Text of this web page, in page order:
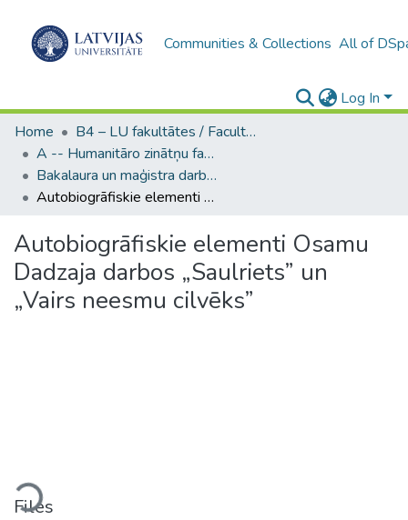
Communities & Collections All of
Log In
Home
B4 – LU fakultātes / Faculties of the UL
A -- Humanitāro zinātņu fakultāte / Faculty of Humanities
Bakalaura un maģistra darbi (HZF) / Bachelor's and Master's theses
Autobiogrāfiskie elementi Osamu Dadzaja darbos „Saulriets” un „Vairs neesmu cilvēks”
Autobiogrāfiskie elementi Osamu
Dadzaja darbos „Saulriets” un
„Vairs neesmu cilvēks”
Files